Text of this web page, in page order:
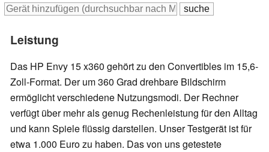
Leistung
Das HP Envy 15 x360 gehört zu den Convertibles im 15,6-
Zoll-Format. Der um 360 Grad drehbare Bildschirm
ermöglicht verschiedene Nutzungsmodi. Der Rechner
verfügt über mehr als genug Rechenleistung für den Alltag
und kann Spiele flüssig darstellen. Unser Testgerät ist für
etwa 1.000 Euro zu haben. Das von uns getestete